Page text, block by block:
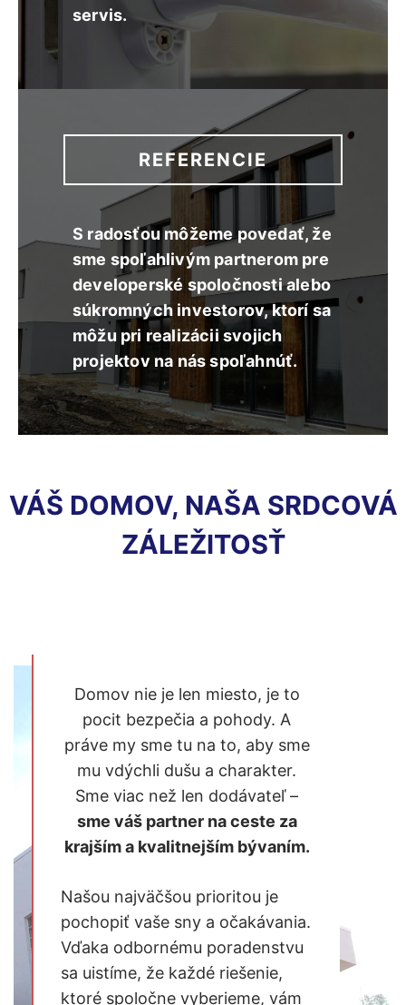
servis.
REFERENCIE
S radosťou môžeme povedať, že
sme spoľahlivým partnerom pre
developerské spoločnosti alebo
súkromných investorov, ktorí sa
môžu pri realizácii svojich
projektov na nás spoľahnúť.
VÁŠ DOMOV, NAŠA SRDCOVÁ
ZÁLEŽITOSŤ
Domov nie je len miesto, je to
pocit bezpečia a pohody. A
práve my sme tu na to, aby sme
mu vdýchli dušu a charakter.
Sme viac než len dodávateľ –
sme váš partner na ceste za
krajším a kvalitnejším bývaním.
Našou najväčšou prioritou je
pochopiť vaše sny a očakávania.
Vďaka odbornému poradenstvu
sa uistíme, že každé riešenie,
ktoré spoločne vyberieme, vám